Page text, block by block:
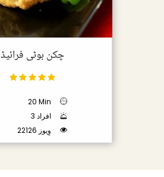
چکن بوٹی فرائیڈ
20 Min
3 افراد
22126 وِیوز